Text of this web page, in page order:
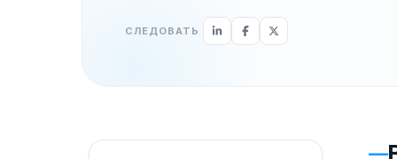
СЛЕДОВАТЬ